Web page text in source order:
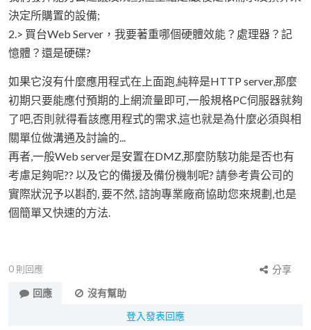
決定所購置的設備;
2.> 買台Web Server，我要著重哪個硬體效能？處理器？記
憶體？還是硬碟?
如果它沒有什麼應用程式在上面跑,純粹是HTTP server,那麼
初期只要能應付預期的上網流量即可,一般規格PC伺服器就夠
了吧,否則就得看該應用程式的需求,這也就是為什麼必須與相
關單位做溝通及討論的...
再者,一般Web server是安置在DMZ,那麼防駭功能是否也有
考慮足夠呢?? 以及它的備援及備份機制呢? 請參考貴公司的
實際狀況予以斟酌, 要不然, 諮詢專業廠商協助您來規劃,也是
個簡單又快速的方法.
0 則回應
分享
回應
沒有幫助
登入發表回應